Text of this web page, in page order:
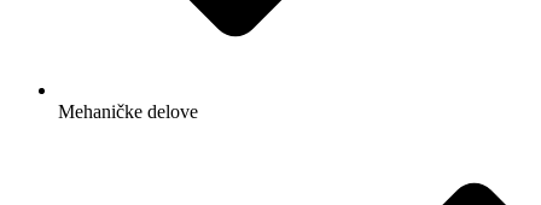
Mehaničke delove